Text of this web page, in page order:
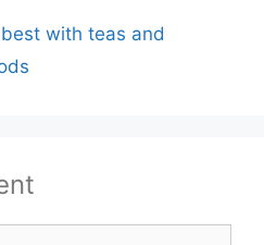
best with teas and